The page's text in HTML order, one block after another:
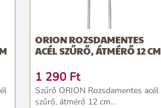
ORION ROZSDAMENTES
ACÉL SZŰRŐ, ÁTMÉRŐ 12 CM
1 290 Ft
Szűrő ORION Rozsdamentes acél
szűrő, átmérő 12 cm...